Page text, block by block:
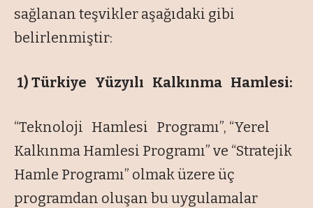
sağlanan teşvikler aşağıdaki gibi
belirlenmiştir:
1) Türkiye Yüzyılı Kalkınma Hamlesi:
“Teknoloji Hamlesi Programı”, “Yerel
Kalkınma Hamlesi Programı” ve “Stratejik
Hamle Programı” olmak üzere üç
programdan oluşan bu uygulamalar